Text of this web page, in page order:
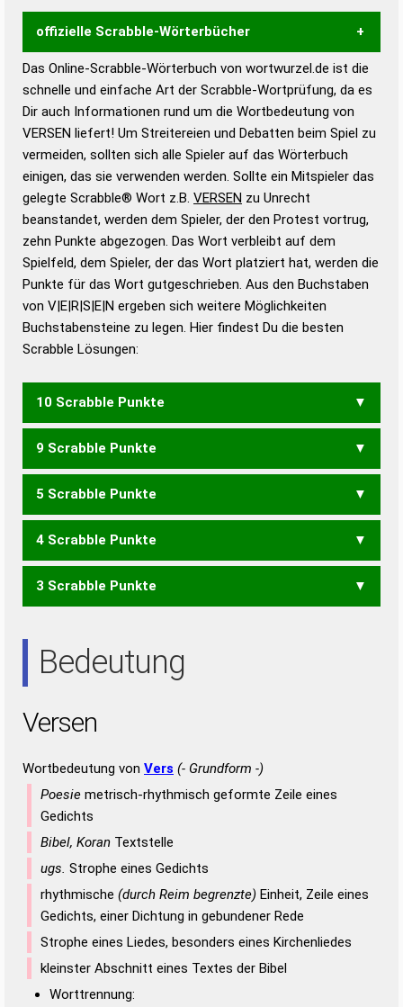
offizielle Scrabble-Wörterbücher
Wortwurzel liefert mit Hilfe eines semantischen
Wortanalyse-Algorithmus gute Anhaltspunkte zu
Wortbedeutung, Worttrennung und Wortform, um die
Gültigkeit eines Wortes für das Scrabble-Spiel zu
bestimmen!
zugelassene Turnier Scrabble-
Wörterbücher sind:
Duden – Standardwerk in 12 Bänden
Duden – Richtiges und gutes
Deutsch
Duden – Die deutsche Grammatik
Duden – Deutsches
Das Online-Scrabble-Wörterbuch von wortwurzel.de ist die
schnelle und einfache Art der Scrabble-Wortprüfung, da es
Dir auch Informationen rund um die Wortbedeutung von
VERSEN liefert! Um Streitereien und Debatten beim Spiel zu
vermeiden, sollten sich alle Spieler auf das Wörterbuch
einigen, das sie verwenden werden. Sollte ein Mitspieler das
gelegte Scrabble® Wort z.B. VERSEN zu Unrecht
beanstandet, werden dem Spieler, der den Protest vortrug,
zehn Punkte abgezogen. Das Wort verbleibt auf dem
Spielfeld, dem Spieler, der das Wort platziert hat, werden die
Punkte für das Wort gutgeschrieben. Aus den Buchstaben
von V|E|R|S|E|N ergeben sich weitere Möglichkeiten
Buchstabensteine zu legen. Hier findest Du die besten
Scrabble Lösungen:
10 Scrabble Punkte
ERVEN NERVE NERVS
9 Scrabble Punkte
ERVE NERV SVEN VENE
5 Scrabble Punkte
RENES SEREN
4 Scrabble Punkte
EREN NEER RENE RENS
3 Scrabble Punkte
Bedeutung
Versen
Wortbedeutung von Vers (- Grundform -)
Poesie metrisch-rhythmisch geformte Zeile eines
Gedichts
Bibel, Koran Textstelle
ugs. Strophe eines Gedichts
rhythmische (durch Reim begrenzte) Einheit, Zeile eines
Gedichts, einer Dichtung in gebundener Rede
Strophe eines Liedes, besonders eines Kirchenliedes
kleinster Abschnitt eines Textes der Bibel
Worttrennung: